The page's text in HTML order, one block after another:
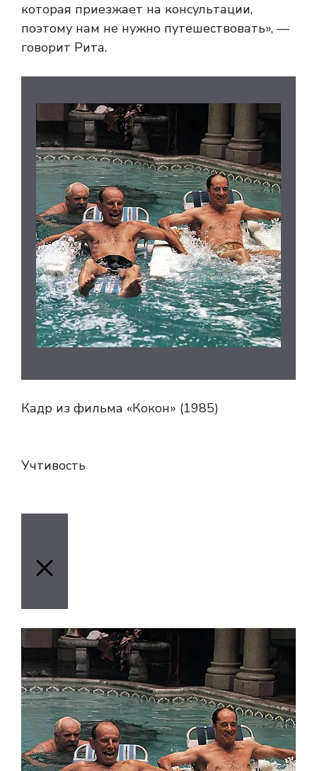
которая приезжает на консультации,
поэтому нам не нужно путешествовать», —
говорит Рита.
Кадр из фильма «Кокон» (1985)
Учтивость